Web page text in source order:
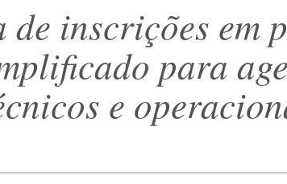
inscrições em
para
e